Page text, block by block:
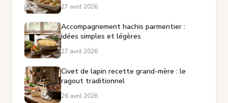
27 avril 2026
Accompagnement hachis parmentier :
idées simples et légères
27 avril 2026
Civet de lapin recette grand-mère : le
ragout traditionnel
26 avril 2026